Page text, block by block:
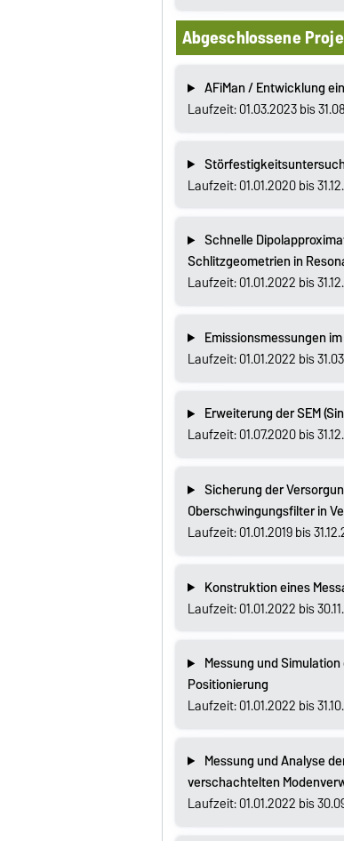
Abgeschlossene
AFiMan / Entwicklung
Laufzeit: 01.03.2023 bis
Laufzeit: 01.01.2020 bis
Schnelle
Schlitzgeometrien in
Laufzeit: 01.01.2022 bis
Emissionsmessungen
Laufzeit: 01.01.2022 bis
Erweiterung der SEM
Laufzeit: 01.07.2020 bis
Sicherung der
Oberschwingungsfilter in
Laufzeit: 01.01.2019 bis
Konstruktion eines
Laufzeit: 01.01.2022 bis
Messung und
Positionierung
Laufzeit: 01.01.2022 bis
Messung und Analyse
verschachtelten
Laufzeit: 01.01.2022 bis